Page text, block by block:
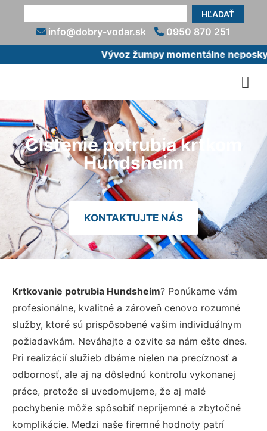
HĽADAŤ
info@dobry-vodar.sk
0950 870 251
Vývoz žumpy momentálne
Čistenie potrubia krtkom
Hundsheim
KONTAKTUJTE NÁS
Krtkovanie potrubia Hundsheim? Ponúkame vám
profesionálne, kvalitné a zároveň cenovo rozumné
služby, ktoré sú prispôsobené vašim individuálnym
požiadavkám. Neváhajte a ozvite sa nám ešte dnes.
Pri realizácií služieb dbáme nielen na precíznosť a
odbornosť, ale aj na dôslednú kontrolu vykonanej
práce, pretože si uvedomujeme, že aj malé
pochybenie môže spôsobiť nepríjemné a zbytočné
komplikácie. Medzi naše firemné hodnoty patrí